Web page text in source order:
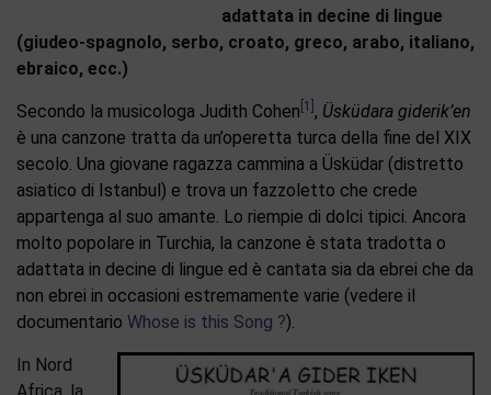
adattata in decine di lingue
(giudeo-spagnolo, serbo, croato, greco, arabo, italiano,
ebraico, ecc.)
Secondo la musicologa Judith Cohen [1] , Üsküdara giderik’en
è una canzone tratta da un’operetta turca della fine del XIX
secolo. Una giovane ragazza cammina a Üsküdar (distretto
asiatico di Istanbul) e trova un fazzoletto che crede
appartenga al suo amante. Lo riempie di dolci tipici. Ancora
molto popolare in Turchia, la canzone è stata tradotta o
adattata in decine di lingue ed è cantata sia da ebrei che da
non ebrei in occasioni estremamente varie (vedere il
documentario Whose is this Song ?).
In Nord